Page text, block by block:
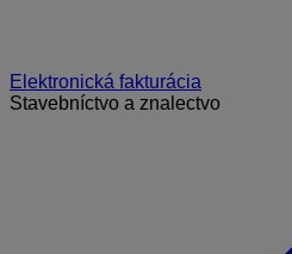
Elektronická fakturácia
Stavebníctvo a znalectvo